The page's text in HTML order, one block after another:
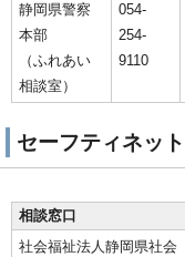
静岡県警察
本部
（ふれあい
相談室）
054-
254-
9110
セーフティネット
相談窓口
社会福祉法人静岡県社会